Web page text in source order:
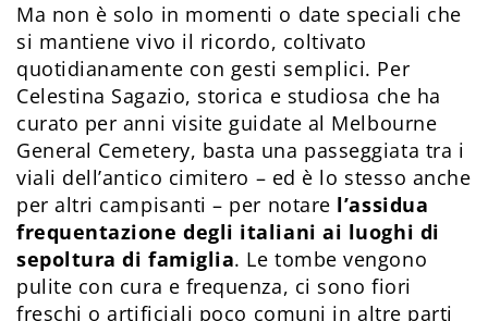
Ma non è solo in momenti o date speciali che
si mantiene vivo il ricordo, coltivato
quotidianamente con gesti semplici. Per
Celestina Sagazio, storica e studiosa che ha
curato per anni visite guidate al Melbourne
General Cemetery, basta una passeggiata tra i
viali dell’antico cimitero – ed è lo stesso anche
per altri campisanti – per notare l’assidua
frequentazione degli italiani ai luoghi di
sepoltura di famiglia. Le tombe vengono
pulite con cura e frequenza, ci sono fiori
freschi o artificiali poco comuni in altre parti